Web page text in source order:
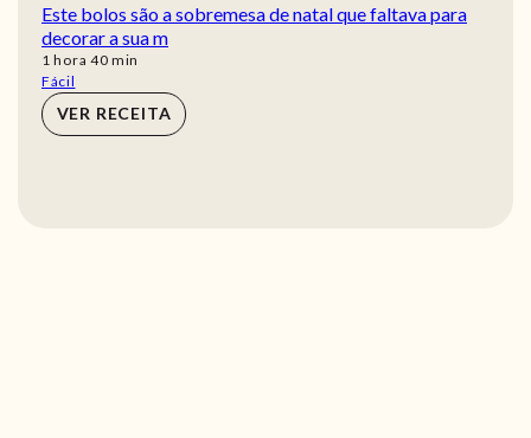
Este bolos são a sobremesa de natal que faltava para
decorar a sua m
1 hora
hora 40min
min
Fácil
VER RECEITA